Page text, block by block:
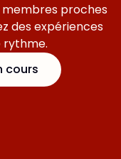
proches
des expériences
rythme.
cours